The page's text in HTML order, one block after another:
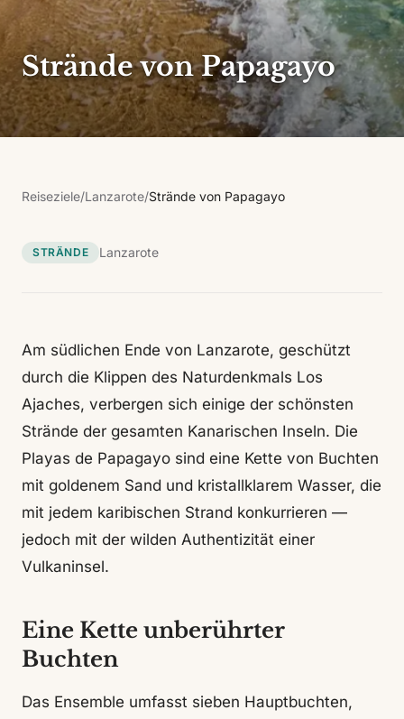
Strände von Papagayo
Reiseziele/Lanzarote/Strände von Papagayo
STRÄNDE Lanzarote
Am südlichen Ende von Lanzarote, geschützt
durch die Klippen des Naturdenkmals Los
Ajaches, verbergen sich einige der schönsten
Strände der gesamten Kanarischen Inseln. Die
Playas de Papagayo sind eine Kette von Buchten
mit goldenem Sand und kristallklarem Wasser, die
mit jedem karibischen Strand konkurrieren —
jedoch mit der wilden Authentizität einer
Vulkaninsel.
Eine Kette unberührter
Buchten
Das Ensemble umfasst sieben Hauptbuchten,